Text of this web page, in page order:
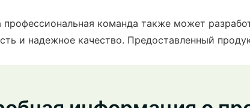
профессиональная команда также может
и надежное качество. Предоставленный